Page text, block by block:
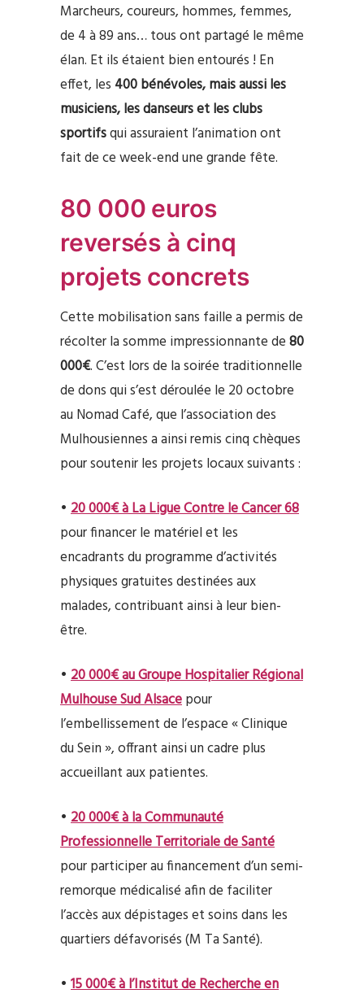
Marcheurs, coureurs, hommes, femmes,
de 4 à 89 ans… tous ont partagé le même
élan. Et ils étaient bien entourés ! En
effet, les 400 bénévoles, mais aussi les
musiciens, les danseurs et les clubs
sportifsqui assuraient l’animation ont
fait de ce week-end une grande fête.
80 000 euros
reversés à cinq
projets concrets
Cette mobilisation sans faille a permis de
récolter la somme impressionnante de80
000€. C’est lors de la soirée traditionnelle
de dons qui s’est déroulée le 20 octobre
au Nomad Café, que l’association des
Mulhousiennes a ainsi remis cinq chèques
pour soutenir les projets locaux suivants :
• 20 000€ à La Ligue Contre le Cancer 68
pour financer le matériel et les
encadrants du programme d’activités
physiques gratuites destinées aux
malades, contribuant ainsi à leur bien-
être.
• 20 000€ au Groupe Hospitalier Régional
Mulhouse Sud Alsacepour
l’embellissement de l’espace « Clinique
du Sein », offrant ainsi un cadre plus
accueillant aux patientes.
• 20 000€ à laCommunauté
Professionnelle Territoriale de Santé
pour participer au financement d’un semi-
remorque médicalisé afin de faciliter
l’accès aux dépistages et soins dans les
quartiers défavorisés (M Ta Santé).
• 15 000€ à l’Institut de Recherche en